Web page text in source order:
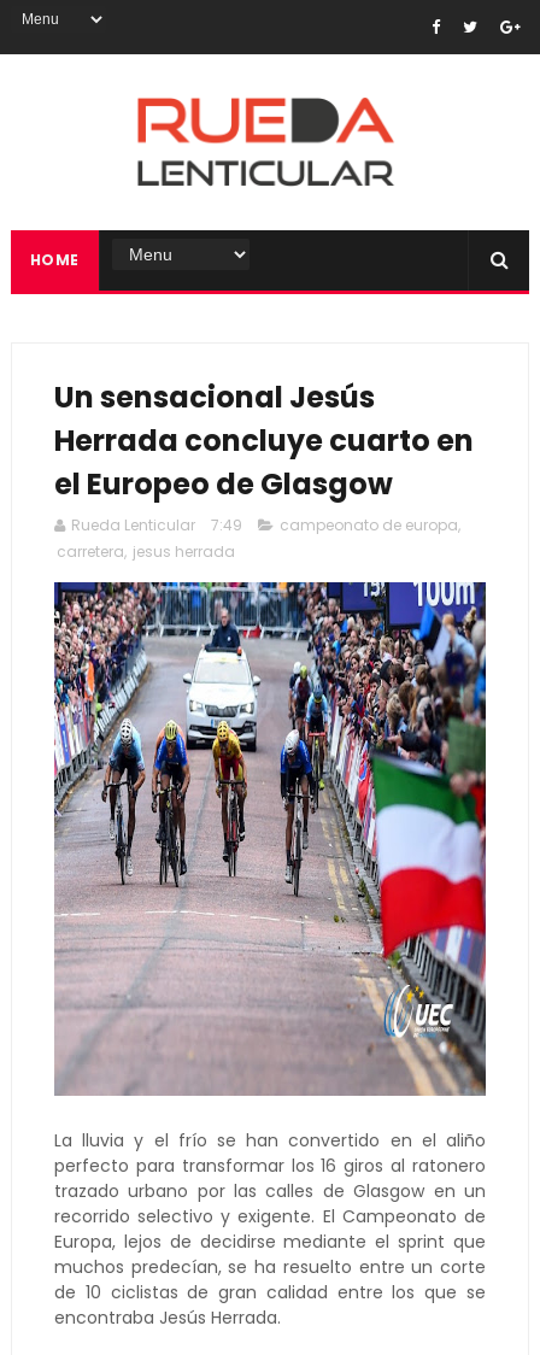
HOME
Un sensacional Jesús
Herrada concluye cuarto en
el Europeo de Glasgow
Rueda Lenticular 7:49 campeonato de europa,
carretera, jesus herrada
La lluvia y el frío se han convertido en el aliño
perfecto para transformar los 16 giros al ratonero
trazado urbano por las calles de Glasgow en un
recorrido selectivo y exigente. El Campeonato de
Europa, lejos de decidirse mediante el sprint que
muchos predecían, se ha resuelto entre un corte
de 10 ciclistas de gran calidad entre los que se
encontraba Jesús Herrada.